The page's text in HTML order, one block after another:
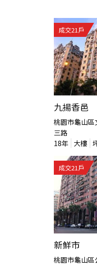
成交21戶
九揚香邑
桃園市龜山區
三路
18年 大樓
成交21戶
新鮮市
桃園市龜山